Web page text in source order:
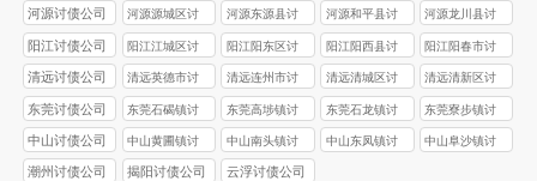
债公司
债公司
债公司
债公司
河源讨债公司
河源源城区讨
债公司
河源东源县讨
债公司
河源和平县讨
债公司
河源龙川县讨
债公司
阳江讨债公司
阳江江城区讨
债公司
阳江阳东区讨
债公司
阳江阳西县讨
债公司
阳江阳春市讨
债公司
清远讨债公司
清远英德市讨
债公司
清远连州市讨
债公司
清远清城区讨
债公司
清远清新区讨
债公司
东莞讨债公司
东莞石碣镇讨
债公司
东莞高埗镇讨
债公司
东莞石龙镇讨
债公司
东莞寮步镇讨
债公司
中山讨债公司
中山黄圃镇讨
债公司
中山南头镇讨
债公司
中山东凤镇讨
中山阜沙镇讨
潮州讨债公司 揭阳讨债公司 云浮讨债公司